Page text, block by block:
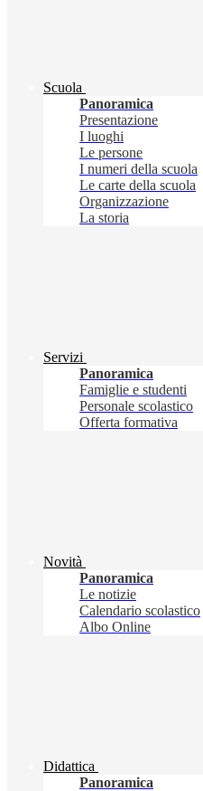
Scuola
Panoramica
Presentazione
I luoghi
Le persone
I numeri della scuola
Le carte della scuola
Organizzazione
La storia
Servizi
Panoramica
Famiglie e studenti
Personale scolastico
Offerta formativa
Novità
Panoramica
Le notizie
Calendario scolastico
Albo Online
Didattica
Panoramica